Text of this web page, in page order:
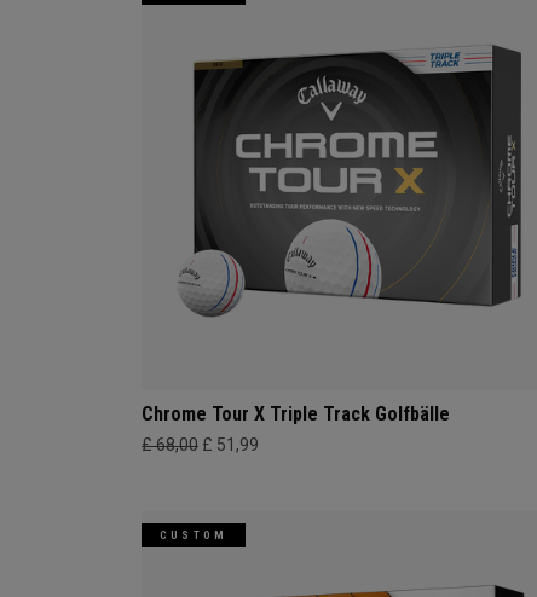
Chrome Tour X Triple Track Golfbälle
£ 68,00 £ 51,99
CUSTOM